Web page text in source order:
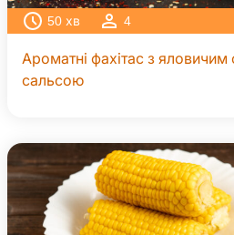
50 хв 4
Ароматні фахітас з
сальсою